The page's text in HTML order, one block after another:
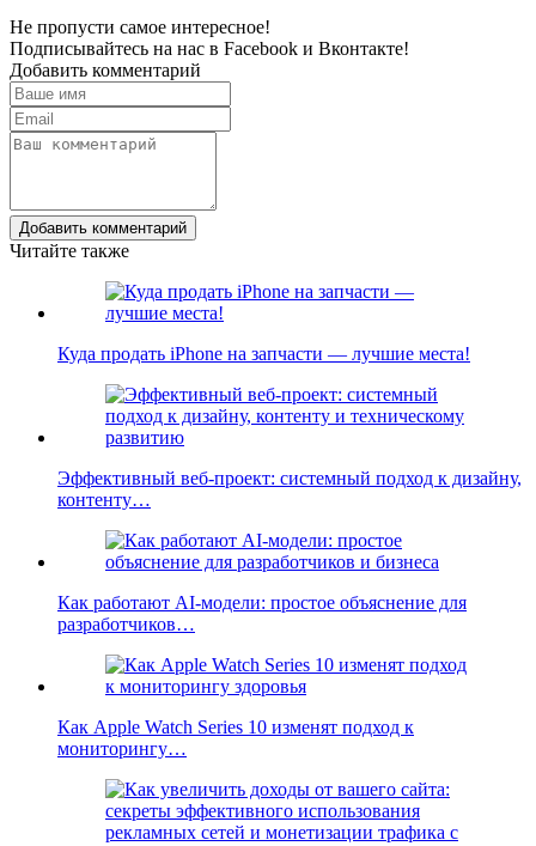
Не пропусти самое интересное!
Подписывайтесь на нас в Facebook и Вконтакте!
Добавить комментарий
Добавить комментарий
Читайте также
Куда продать iPhone на запчасти — лучшие места!
Эффективный веб-проект: системный подход к дизайну,
контенту…
Как работают AI-модели: простое объяснение для
разработчиков…
Как Apple Watch Series 10 изменят подход к
мониторингу…